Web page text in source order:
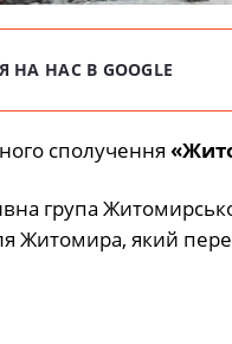
НА НАС В GOOGLE
сполучення
група
Житомира, який